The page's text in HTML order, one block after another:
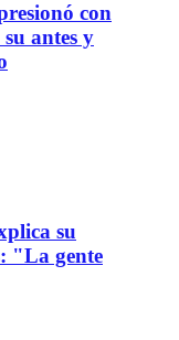
con
antes y
su
"La gente